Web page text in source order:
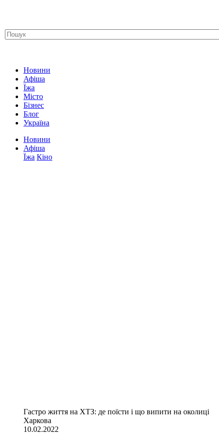
Новини
Афіша
Їжа
Місто
Бізнес
Блог
Україна
Новини
Афіша
Їжа Кіно
Гастро життя на ХТЗ: де поїсти і що випити на околиці
Харкова
10.02.2022